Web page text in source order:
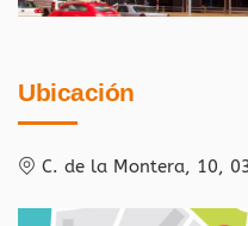
Ubicación
C. de la Montera, 10,